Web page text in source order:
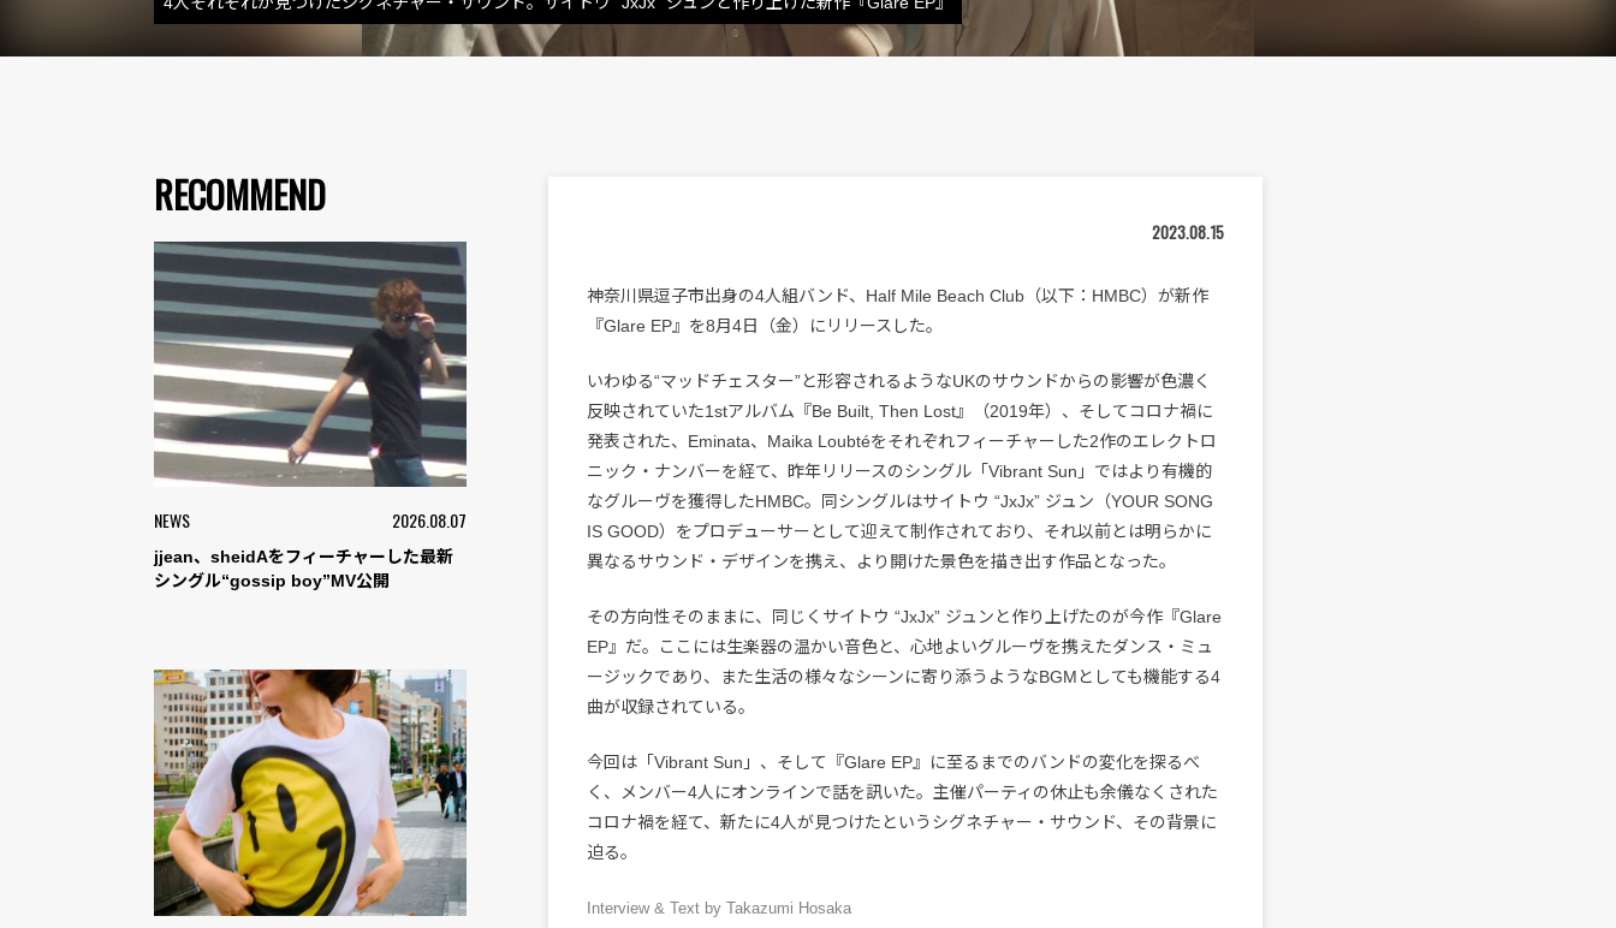
RECOMMEND
NEWS 2026.08.07
jjean、sheidAをフィーチャーした最新
シングル“gossip boy”MV公開
2023.08.15
神奈川県逗子市出身の4人組バンド、Half Mile Beach Club（以下：HMBC）が新作
『Glare EP』を8月4日（金）にリリースした。
いわゆる“マッドチェスター”と形容されるようなUKのサウンドからの影響が色濃く
反映されていた1stアルバム『Be Built, Then Lost』（2019年）、そしてコロナ禍に
発表された、Eminata、Maika Loubtéをそれぞれフィーチャーした2作のエレクトロ
ニック・ナンバーを経て、昨年リリースのシングル「Vibrant Sun」ではより有機的
なグルーヴを獲得したHMBC。同シングルはサイトウ “JxJx” ジュン（YOUR SONG
IS GOOD）をプロデューサーとして迎えて制作されており、それ以前とは明らかに
異なるサウンド・デザインを携え、より開けた景色を描き出す作品となった。
その方向性そのままに、同じくサイトウ “JxJx” ジュンと作り上げたのが今作『Glare
EP』だ。ここには生楽器の温かい音色と、心地よいグルーヴを携えたダンス・ミュ
ージックであり、また生活の様々なシーンに寄り添うようなBGMとしても機能する4
曲が収録されている。
今回は「Vibrant Sun」、そして『Glare EP』に至るまでのバンドの変化を探るべ
く、メンバー4人にオンラインで話を訊いた。主催パーティの休止も余儀なくされた
コロナ禍を経て、新たに4人が見つけたというシグネチャー・サウンド、その背景に
迫る。
Interview & Text by Takazumi Hosaka